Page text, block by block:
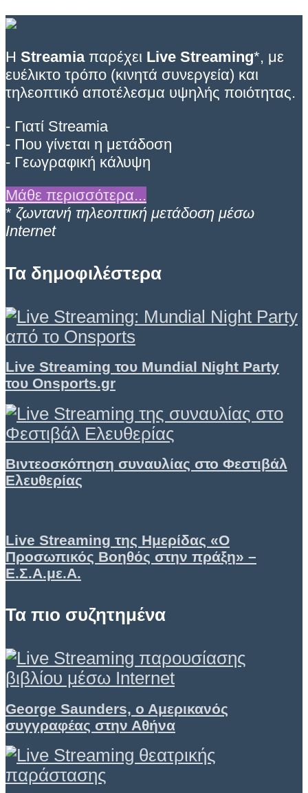
Η Streamiaπαρέχει Live Streaming*, με
ευέλικτο τρόπο (κινητά συνεργεία) και
τηλεοπτικό αποτέλεσμα υψηλής ποιότητας.
- Γιατί Streamia
- Που γίνεται η μετάδοση
- Γεωγραφική κάλυψη
Μάθε περισσότερα...
* ζωντανή τηλεοπτική μετάδοση μέσω
Internet
Τα δημοφιλέστερα
Live Streaming του Mundial Night Party
του Onsports.gr
Βιντεοσκόπηση συναυλίας στο Φεστιβάλ
Ελευθερίας
Live Streaming της Ημερίδας «Ο
Προσωπικός Βοηθός στην πράξη» –
Ε.Σ.Α.με.Α.
Τα πιο συζητημένα
George Saunders, ο Αμερικανός
συγγραφέας στην Αθήνα